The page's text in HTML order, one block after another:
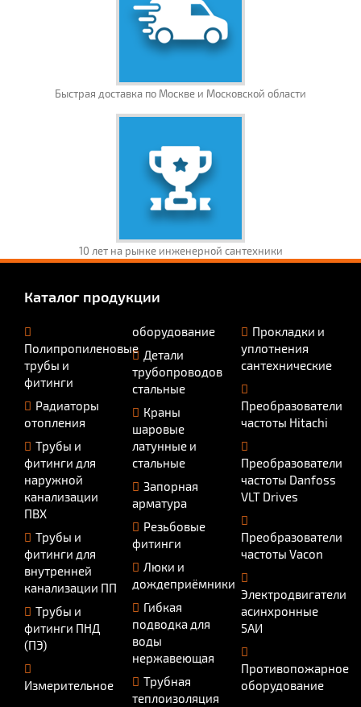
Быстрая доставка по Москве и Московской области
10 лет на рынке инженерной сантехники
Каталог продукции
Полипропиленовые
трубы и
фитинги
Радиаторы
отопления
Трубы и
фитинги для
наружной
канализации
ПВХ
Трубы и
фитинги для
внутренней
канализации ПП
Трубы и
фитинги ПНД
(ПЭ)
Измерительное
оборудование
Детали
трубопроводов
стальные
Краны
шаровые
латунные и
стальные
Запорная
арматура
Резьбовые
фитинги
Люки и
дождеприёмники
Гибкая
подводка для
воды
нержавеющая
Трубная
теплоизоляция
Прокладки и
уплотнения
сантехнические
Преобразователи
частоты Hitachi
Преобразователи
частоты Danfoss
VLT Drives
Преобразователи
частоты Vacon
Электродвигатели
асинхронные
5АИ
Противопожарное
оборудование